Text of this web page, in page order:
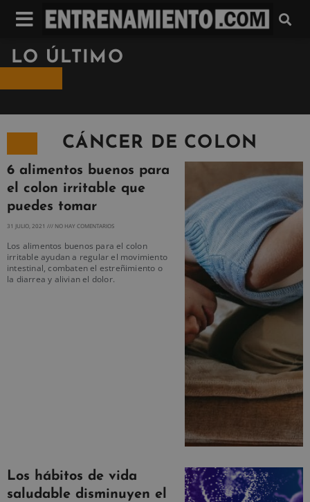
LO ÚLTIMO
CÁNCER DE COLON
6 alimentos buenos para
el colon irritable que
puedes tomar
31 JULIO, 2021 NO HAY COMENTARIOS
Los alimentos buenos para el colon
irritable ayudan a regular el movimiento
intestinal, combaten el estreñimiento o
la diarrea y alivian el dolor.
Los hábitos de vida
saludable disminuyen el